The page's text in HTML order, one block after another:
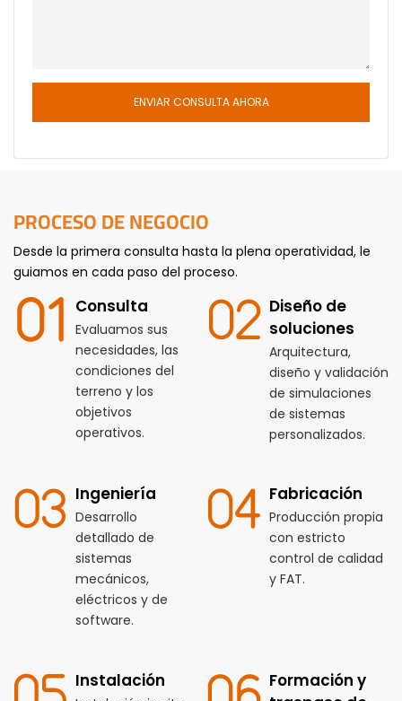
ENVIAR CONSULTA AHORA
PROCESO DE NEGOCIO
Desde la primera consulta hasta la plena operatividad, le
guiamos en cada paso del proceso.
Consulta
Evaluamos sus
necesidades, las
condiciones del
terreno y los
objetivos
operativos.
Diseño de
soluciones
Arquitectura,
diseño y validación
de simulaciones
de sistemas
personalizados.
Ingeniería
Desarrollo
detallado de
sistemas
mecánicos,
eléctricos y de
software.
Fabricación
Producción propia
con estricto
control de calidad
y FAT.
Instalación
Formación y